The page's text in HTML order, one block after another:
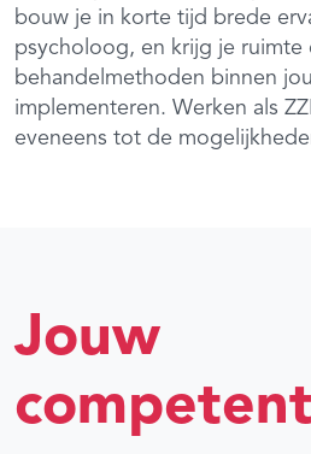
bouw je in korte tijd brede
psycholoog, en krijg je ruimte
behandelmethoden binnen
implementeren. Werken als
eveneens tot de
Jouw